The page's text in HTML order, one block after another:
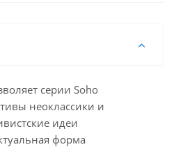
серии Soho
неоклассики и
идеи
форма